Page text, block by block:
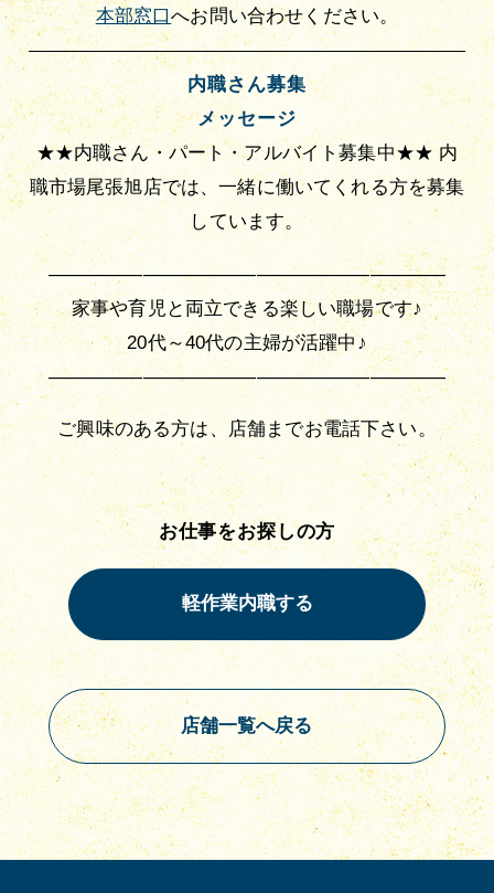
本部窓口へお問い合わせください。
内職さん募集
メッセージ
★★内職さん・パート・アルバイト募集中★★ 内
職市場尾張旭店では、一緒に働いてくれる方を募集
しています。
—————————————————————
家事や育児と両立できる楽しい職場です♪
20代～40代の主婦が活躍中♪
—————————————————————
ご興味のある方は、店舗までお電話下さい。
お仕事をお探しの方
店舗一覧へ戻る